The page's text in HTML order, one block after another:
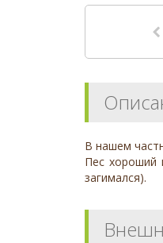
В нашем
Пес хороший
загимался).